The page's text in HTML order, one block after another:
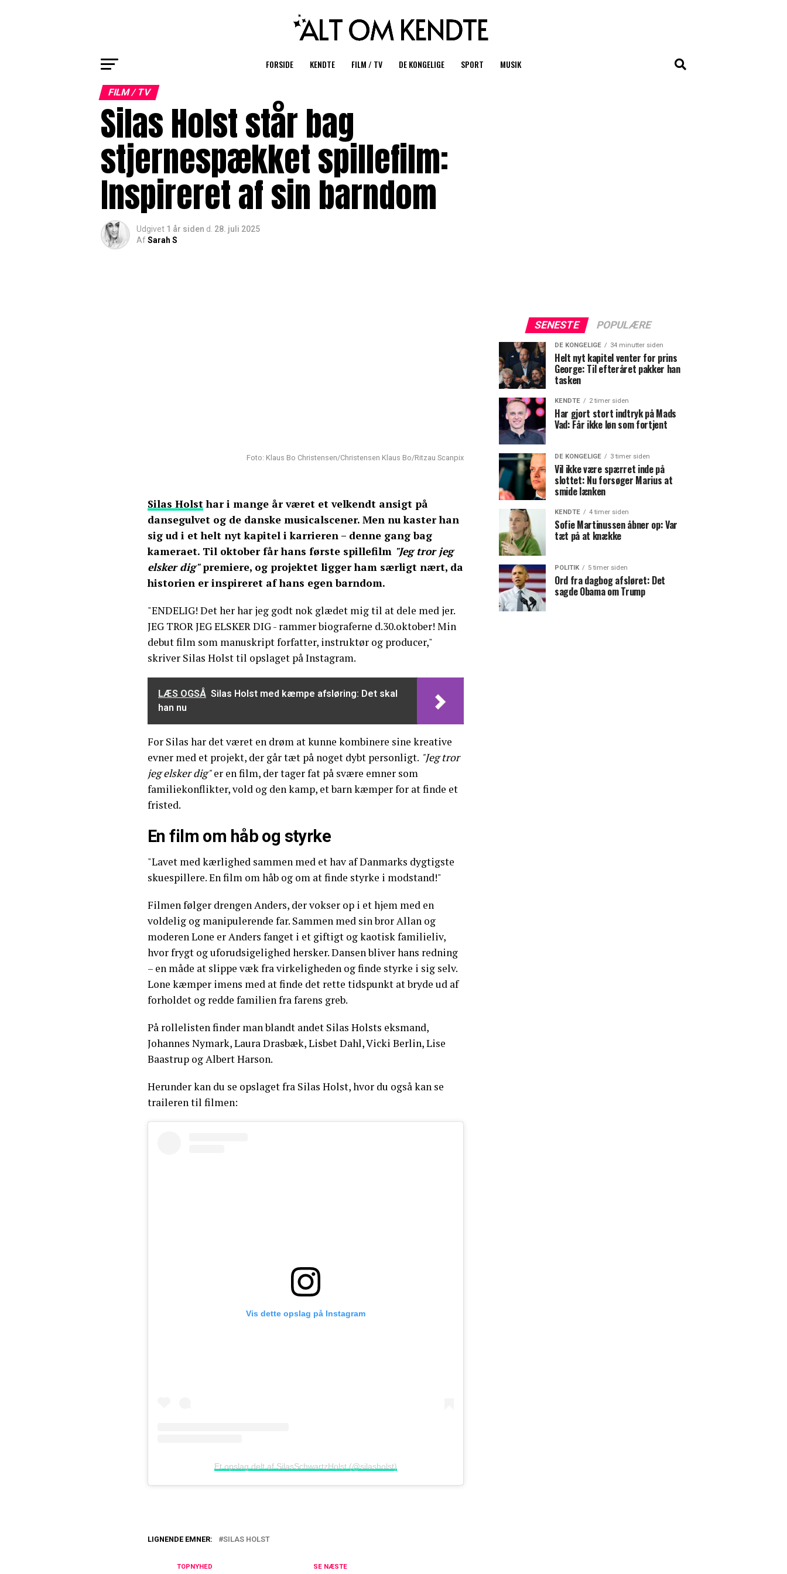
FORSIDE KENDTE FILM / TV DE KONGELIGE SPORT MUSIK
FILM / TV
Silas Holst står bag
stjernespækket spillefilm:
Inspireret af sin barndom
Udgivet 1 år siden d. 28. juli 2025
AfSarah S
Foto: Klaus Bo Christensen/Christensen Klaus Bo/Ritzau Scanpix
Silas Holsthar i mange år været et velkendt ansigt på
dansegulvet og de danske musicalscener. Men nu kaster han
sig ud i et helt nyt kapitel i karrieren – denne gang bag
kameraet. Til oktober får hans første spillefilm "Jeg tror jeg
elsker dig"premiere, og projektet ligger ham særligt nært, da
historien er inspireret af hans egen barndom.
"ENDELIG! Det her har jeg godt nok glædet mig til at dele med jer.
JEG TROR JEG ELSKER DIG - rammer biograferne d.30.oktober! Min
debut film som manuskript forfatter, instruktør og producer,"
skriver Silas Holst til opslaget på Instagram.
LÆS OGSÅ Silas Holst med kæmpe afsløring: Det skal
han nu
For Silas har det været en drøm at kunne kombinere sine kreative
evner med et projekt, der går tæt på noget dybt personligt. "Jeg tror
jeg elsker dig"er en film, der tager fat på svære emner som
familiekonflikter, vold og den kamp, et barn kæmper for at finde et
fristed.
En film om håb og styrke
"Lavet med kærlighed sammen med et hav af Danmarks dygtigste
skuespillere. En film om håb og om at finde styrke i modstand!"
Filmen følger drengen Anders, der vokser op i et hjem med en
voldelig og manipulerende far. Sammen med sin bror Allan og
moderen Lone er Anders fanget i et giftigt og kaotisk familieliv,
hvor frygt og uforudsigelighed hersker. Dansen bliver hans redning
– en måde at slippe væk fra virkeligheden og finde styrke i sig selv.
Lone kæmper imens med at finde det rette tidspunkt at bryde ud af
forholdet og redde familien fra farens greb.
På rollelisten finder man blandt andet Silas Holsts eksmand,
Johannes Nymark, Laura Drasbæk, Lisbet Dahl, Vicki Berlin, Lise
Baastrup og Albert Harson.
Herunder kan du se opslaget fra Silas Holst, hvor du også kan se
traileren til filmen:
Vis dette opslag på Instagram
Et opslag delt af SilasSchwartzHolst (@silasholst)
LIGNENDE EMNER: SILAS HOLST
SE NÆSTE
TOPNYHED
SENESTE POPULÆRE
DE KONGELIGE 34 minutter siden
Helt nyt kapitel venter for prins
George: Til efteråret pakker han
tasken
KENDTE 2 timer siden
Har gjort stort indtryk på Mads
Vad: Får ikke løn som fortjent
DE KONGELIGE 3 timer siden
Vil ikke være spærret inde på
slottet: Nu forsøger Marius at
smide lænken
KENDTE 4 timer siden
Sofie Martinussen åbner op: Var
tæt på at knække
POLITIK 5 timer siden
Ord fra dagbog afsløret: Det
sagde Obama om Trump